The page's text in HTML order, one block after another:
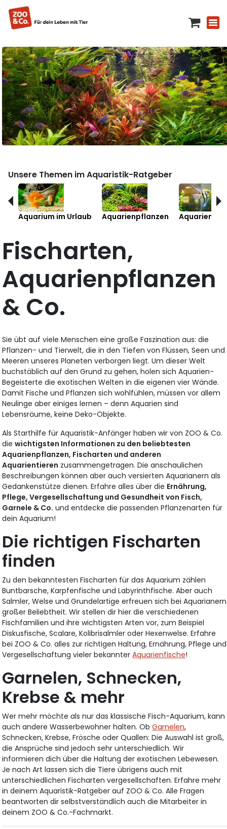
Unsere Themen im Aquaristik-Ratgeber
Aquarium im Urlaub Aquarienpflanzen
Fischarten,
Aquarienpflanzen
& Co.
Sie übt auf viele Menschen eine große Faszination aus: die
Pflanzen- und Tierwelt, die in den Tiefen von Flüssen, Seen und
Meeren unseres Planeten verborgen liegt. Um dieser Welt
buchstäblich auf den Grund zu gehen, holen sich Aquarien-
Begeisterte die exotischen Welten in die eigenen vier Wände.
Damit Fische und Pflanzen sich wohlfühlen, müssen vor allem
Neulinge aber einiges lernen – denn Aquarien sind
Lebensräume, keine Deko-Objekte.
Als Starthilfe für Aquaristik-Anfänger haben wir von ZOO & Co.
diewichtigsten Informationen zu den beliebtesten
Aquarienpflanzen, Fischarten und anderen
Aquarientieren zusammengetragen. Die anschaulichen
Beschreibungen können aber auch versierten Aquarianern als
Gedankenstütze dienen. Erfahre alles über die Ernährung,
Pflege, Vergesellschaftung und Gesundheit von Fisch,
Garnele & Co. und entdecke die passenden Pflanzenarten für
dein Aquarium!
Die richtigen Fischarten
finden
Zu den bekanntesten Fischarten für das Aquarium zählen
Buntbarsche, Karpfenfische und Labyrinthfische. Aber auch
Salmler, Welse und Grundelartige erfreuen sich bei Aquarianern
großer Beliebtheit. Wir stellen dir hier die verschiedenen
Fischfamilien und ihre wichtigsten Arten vor, zum Beispiel
Diskusfische, Scalare, Kolibrisalmler oder Hexenwelse. Erfahre
bei ZOO & Co. alles zur richtigen Haltung, Ernährung, Pflege und
Vergesellschaftung vieler bekannterAquarienfische!
Garnelen, Schnecken,
Krebse & mehr
Wer mehr möchte als nur das klassische Fisch-Aquarium, kann
auch andere Wasserbewohner halten. ObGarnelen,
Schnecken, Krebse, Frösche oder Quallen: Die Auswahl ist groß,
die Ansprüche sind jedoch sehr unterschiedlich. Wir
informieren dich über die Haltung der exotischen Lebewesen.
Je nach Art lassen sich die Tiere übrigens auch mit
unterschiedlichen Fischarten vergesellschaften. Erfahre mehr
in deinem Aquaristik-Ratgeber auf ZOO & Co. Alle Fragen
beantworten dir selbstverständlich auch die Mitarbeiter in
deinem ZOO & Co.-Fachmarkt.